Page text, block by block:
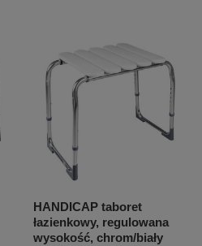
HANDICAP taboret
łazienkowy, regulowana
wysokość, chrom/biały